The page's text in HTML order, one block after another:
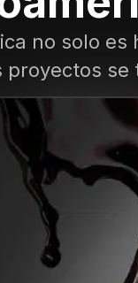
no solo
proyectos